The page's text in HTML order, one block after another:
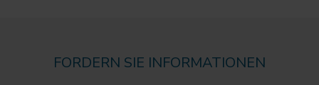
FORDERN SIE INFORMATIONEN